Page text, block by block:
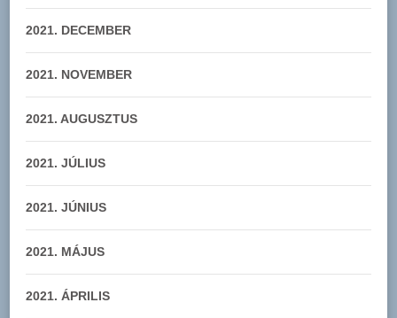
2021. DECEMBER
2021. NOVEMBER
2021. AUGUSZTUS
2021. JÚLIUS
2021. JÚNIUS
2021. MÁJUS
2021. ÁPRILIS